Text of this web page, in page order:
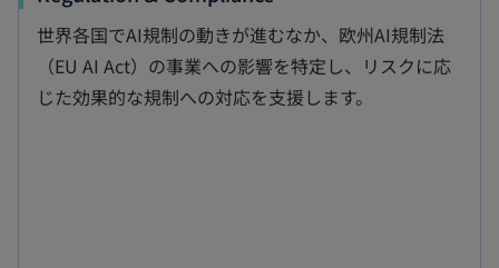
し
い
タ
世界各国でAI規制の動きが進むなか、欧州AI規制法
（EU AI Act）の事業への影響を特定し、リスクに応
じた効果的な規制への対応を支援します。